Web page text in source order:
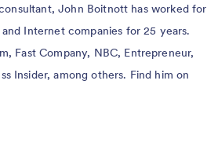
John Boitnott has worked for
Internet companies for 25 years.
Fast Company, NBC, Entrepreneur,
Insider, among others. Find him on